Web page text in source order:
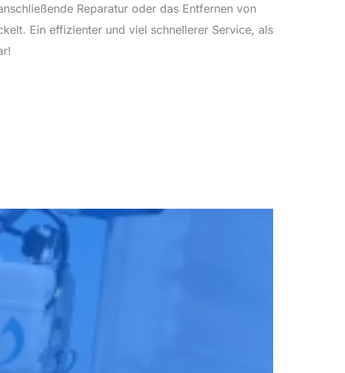
Reparatur oder das Entfernen von
Ein effizienter und viel schnellerer Service, als